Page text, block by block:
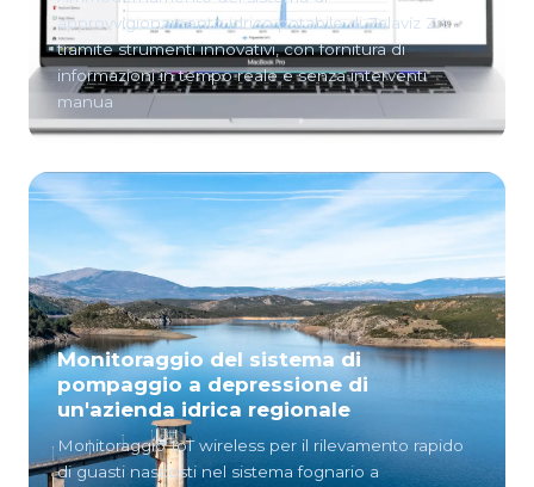
approvvigionamento idrico potabile di Zalavíz Zrt.
tramite strumenti innovativi, con fornitura di
informazioni in tempo reale e senza interventi
manua
Monitoraggio del sistema di
pompaggio a depressione di
un'azienda idrica regionale
Monitoraggio IoT wireless per il rilevamento rapido
di guasti nascosti nel sistema fognario a